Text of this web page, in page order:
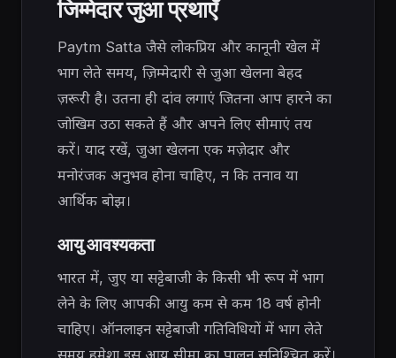
जिम्मेदार जुआ प्रथाएँ
Paytm Satta जैसे लोकप्रिय और कानूनी खेल में
भाग लेते समय, ज़िम्मेदारी से जुआ खेलना बेहद
ज़रूरी है। उतना ही दांव लगाएं जितना आप हारने का
जोखिम उठा सकते हैं और अपने लिए सीमाएं तय
करें। याद रखें, जुआ खेलना एक मज़ेदार और
मनोरंजक अनुभव होना चाहिए, न कि तनाव या
आर्थिक बोझ।
आयु आवश्यकता
भारत में, जुए या सट्टेबाजी के किसी भी रूप में भाग
लेने के लिए आपकी आयु कम से कम 18 वर्ष होनी
चाहिए। ऑनलाइन सट्टेबाजी गतिविधियों में भाग लेते